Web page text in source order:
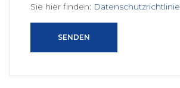
Sie hier finden: Datenschutzrichtlinie
SENDEN